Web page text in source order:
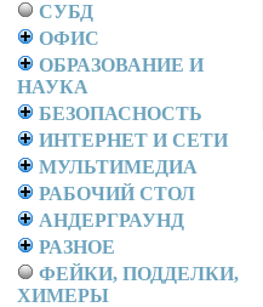
СУБД
ОФИС
ОБРАЗОВАНИЕ И
НАУКА
БЕЗОПАСНОСТЬ
ИНТЕРНЕТ И СЕТИ
МУЛЬТИМЕДИА
РАБОЧИЙ СТОЛ
АНДЕРГРАУНД
РАЗНОЕ
ФЕЙКИ, ПОДДЕЛКИ,
ХИМЕРЫ